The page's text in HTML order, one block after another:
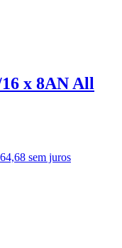
x 8AN All
sem juros